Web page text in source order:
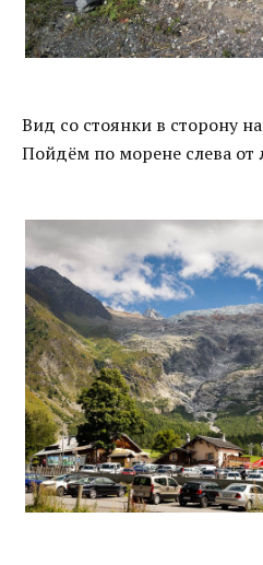
Вид со стоянки в сторону
Пойдём по морене слева от